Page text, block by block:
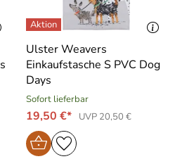
Ulster Weavers
Einkaufstasche S PVC Dog
Days
Sofort lieferbar
19,50 €* UVP 20,50 €